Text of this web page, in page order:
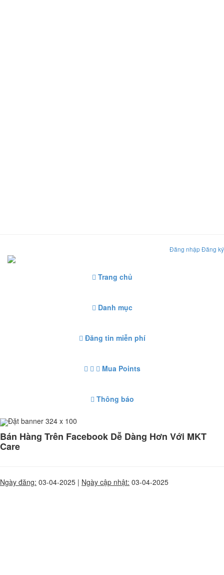
Đăng nhậpĐăng ký
Trang chủ
Danh mục
Đăng tin miễn phí
Mua Points
Thông báo
Đặt banner 324 x 100
Bán Hàng Trên Facebook Dễ Dàng Hơn Với MKT
Care
Ngày đăng: 03-04-2025 | Ngày cập nhật: 03-04-2025